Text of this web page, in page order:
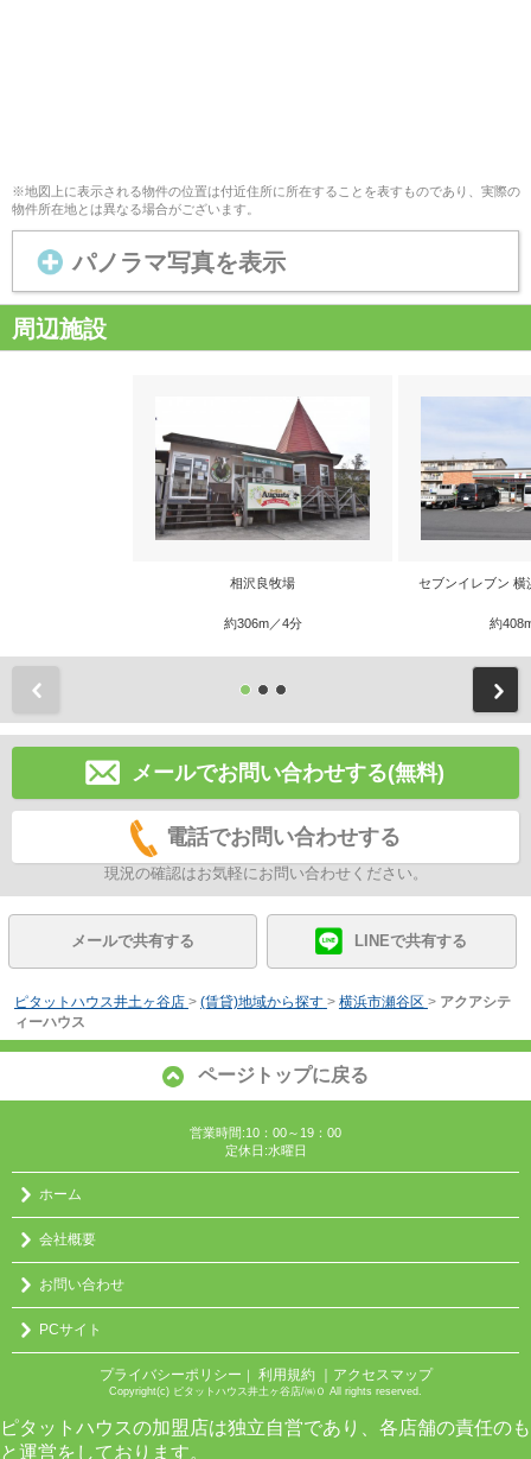
※地図上に表示される物件の位置は付近住所に所在することを表すものであり、実際の
物件所在地とは異なる場合がございます。
パノラマ写真を表示
周辺施設
相沢良牧場
約306m／4分
セブンイレブン 横
約
メールでお問い合わせする(無料)
電話でお問い合わせする
現況の確認はお気軽にお問い合わせください。
メールで共有する LINEで共有する
ピタットハウス井土ヶ谷店 > (賃貸)地域から探す > 横浜市瀬谷区 > アクアシテ
ィーハウス
ページトップに戻る
営業時間:10：00～19：00
定休日:水曜日
ホーム
会社概要
お問い合わせ
PCサイト
プライバシーポリシー 利用規約 ｜アクセスマップ
Copyright(c) ピタットハウス井土ヶ谷店/㈱０ All rights reserved.
ピタットハウスの加盟店は独立自営であり、各店舗の責任のも
と運営をしております。